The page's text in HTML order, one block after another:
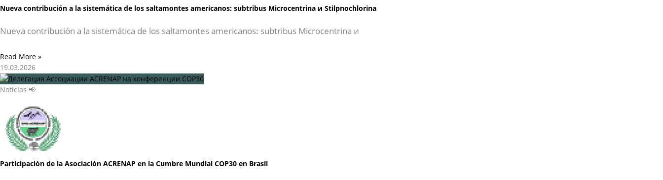
Nueva contribución a la sistemática de los saltamontes americanos: subtribus Microcentrina и Stilpnochlorina
Nueva contribución a la sistemática de los saltamontes americanos: subtribus Microcentrina и
Read More »
19.03.2026
Noticias 📢
Participación de la Asociación ACRENAP en la Cumbre Mundial COP30 en Brasil